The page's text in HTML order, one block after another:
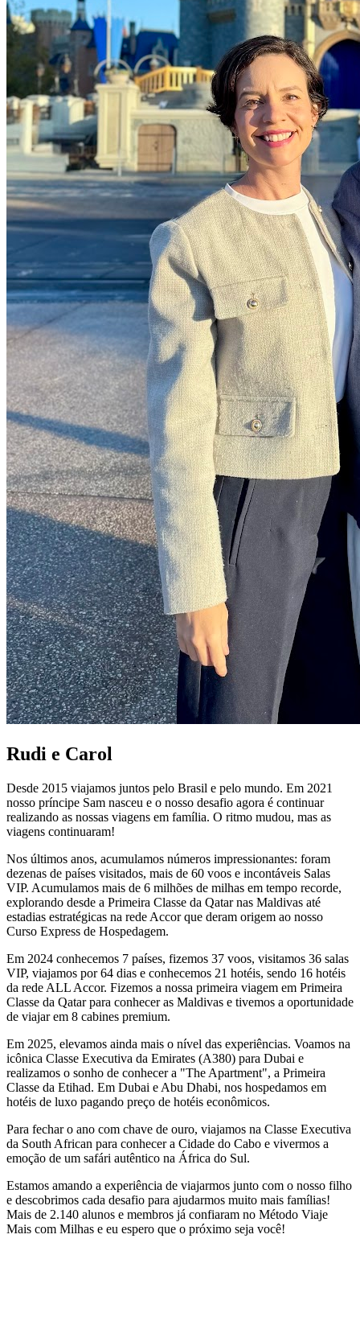
Rudi e Carol
Desde 2015 viajamos juntos pelo Brasil e pelo mundo. Em 2021
nosso príncipe Sam nasceu e o nosso desafio agora é continuar
realizando as nossas viagens em família. O ritmo mudou, mas as
viagens continuaram!
Nos últimos anos, acumulamos números impressionantes: foram
dezenas de países visitados, mais de 60 voos e incontáveis Salas
VIP. Acumulamos mais de 6 milhões de milhas em tempo recorde,
explorando desde a Primeira Classe da Qatar nas Maldivas até
estadias estratégicas na rede Accor que deram origem ao nosso
Curso Express de Hospedagem.
Em 2024 conhecemos 7 países, fizemos 37 voos, visitamos 36 salas
VIP, viajamos por 64 dias e conhecemos 21 hotéis, sendo 16 hotéis
da rede ALL Accor. Fizemos a nossa primeira viagem em Primeira
Classe da Qatar para conhecer as Maldivas e tivemos a oportunidade
de viajar em 8 cabines premium.
Em 2025, elevamos ainda mais o nível das experiências. Voamos na
icônica Classe Executiva da Emirates (A380) para Dubai e
realizamos o sonho de conhecer a "The Apartment", a Primeira
Classe da Etihad. Em Dubai e Abu Dhabi, nos hospedamos em
hotéis de luxo pagando preço de hotéis econômicos.
Para fechar o ano com chave de ouro, viajamos na Classe Executiva
da South African para conhecer a Cidade do Cabo e vivermos a
emoção de um safári autêntico na África do Sul.
Estamos amando a experiência de viajarmos junto com o nosso filho
e descobrimos cada desafio para ajudarmos muito mais famílias!
Mais de 2.140 alunos e membros já confiaram no Método Viaje
Mais com Milhas e eu espero que o próximo seja você!